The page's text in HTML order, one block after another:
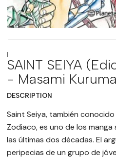
|
SAINT SEIYA
- Masami
DESCRIPTION
Saint Seiya, también
Zodiaco, es uno de los
las últimas dos décadas. El
peripecias de un grupo de